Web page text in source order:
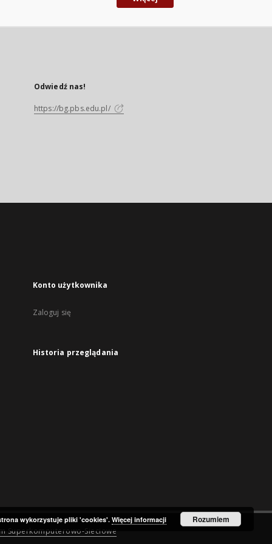
Odwiedź nas!
https://bg.pbs.edu.pl/
Konto użytkownika
Zaloguj się
Historia przeglądania
Superkomputerowo-Sieciowe
wykorzystuje pliki 'cookies'.Więcej informacji Rozumiem